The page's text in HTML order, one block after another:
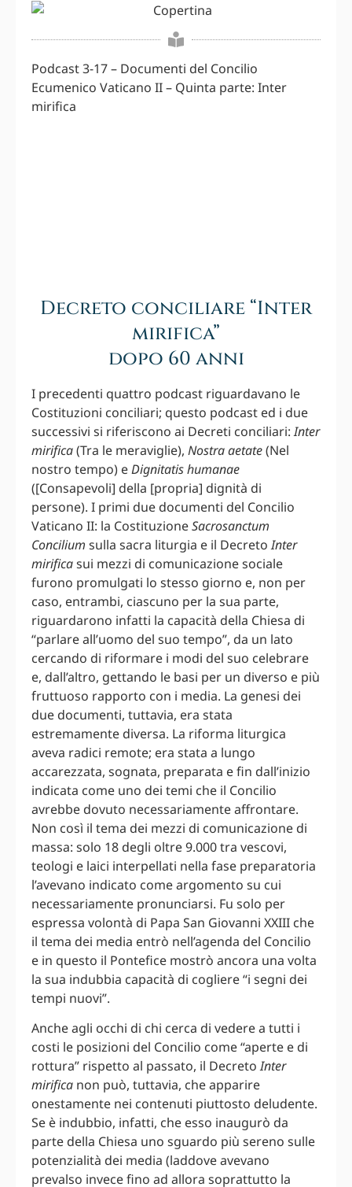
Podcast 3-17 – Documenti del Concilio
Ecumenico Vaticano II – Quinta parte: Inter
mirifica
Decreto conciliare “Inter
mirifica”
dopo 60 anni
I precedenti quattro podcast riguardavano le
Costituzioni conciliari; questo podcast ed i due
successivi si riferiscono ai Decreti conciliari:Inter
mirifica(Tra le meraviglie), Nostra aetate(Nel
nostro tempo) eDignitatis humanae
([Consapevoli] della [propria] dignità di
persone). I primi due documenti del Concilio
Vaticano II: la CostituzioneSacrosanctum
Concilium sulla sacra liturgia e il DecretoInter
mirificasui mezzi di comunicazione sociale
furono promulgati lo stesso giorno e, non per
caso, entrambi, ciascuno per la sua parte,
riguardarono infatti la capacità della Chiesa di
“parlare all’uomo del suo tempo”, da un lato
cercando di riformare i modi del suo celebrare
e, dall’altro, gettando le basi per un diverso e più
fruttuoso rapporto con i media. La genesi dei
due documenti, tuttavia, era stata
estremamente diversa. La riforma liturgica
aveva radici remote; era stata a lungo
accarezzata, sognata, preparata e fin dall’inizio
indicata come uno dei temi che il Concilio
avrebbe dovuto necessariamente affrontare.
Non così il tema dei mezzi di comunicazione di
massa: solo 18 degli oltre 9.000 tra vescovi,
teologi e laici interpellati nella fase preparatoria
l’avevano indicato come argomento su cui
necessariamente pronunciarsi. Fu solo per
espressa volontà di Papa San Giovanni XXIII che
il tema dei media entrò nell’agenda del Concilio
e in questo il Pontefice mostrò ancora una volta
la sua indubbia capacità di cogliere “i segni dei
tempi nuovi”.
Anche agli occhi di chi cerca di vedere a tutti i
costi le posizioni del Concilio come “aperte e di
rottura” rispetto al passato, il DecretoInter
mirifica non può, tuttavia, che apparire
onestamente nei contenuti piuttosto deludente.
Se è indubbio, infatti, che esso inaugurò da
parte della Chiesa uno sguardo più sereno sulle
potenzialità dei media (laddove avevano
prevalso invece fino ad allora soprattutto la